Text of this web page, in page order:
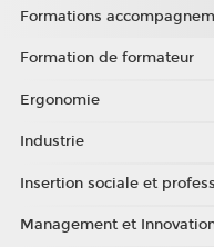
Formations
Formation de formateur
Ergonomie
Industrie
Insertion sociale et
Management et